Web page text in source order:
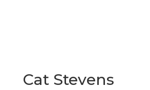
Cat Stevens